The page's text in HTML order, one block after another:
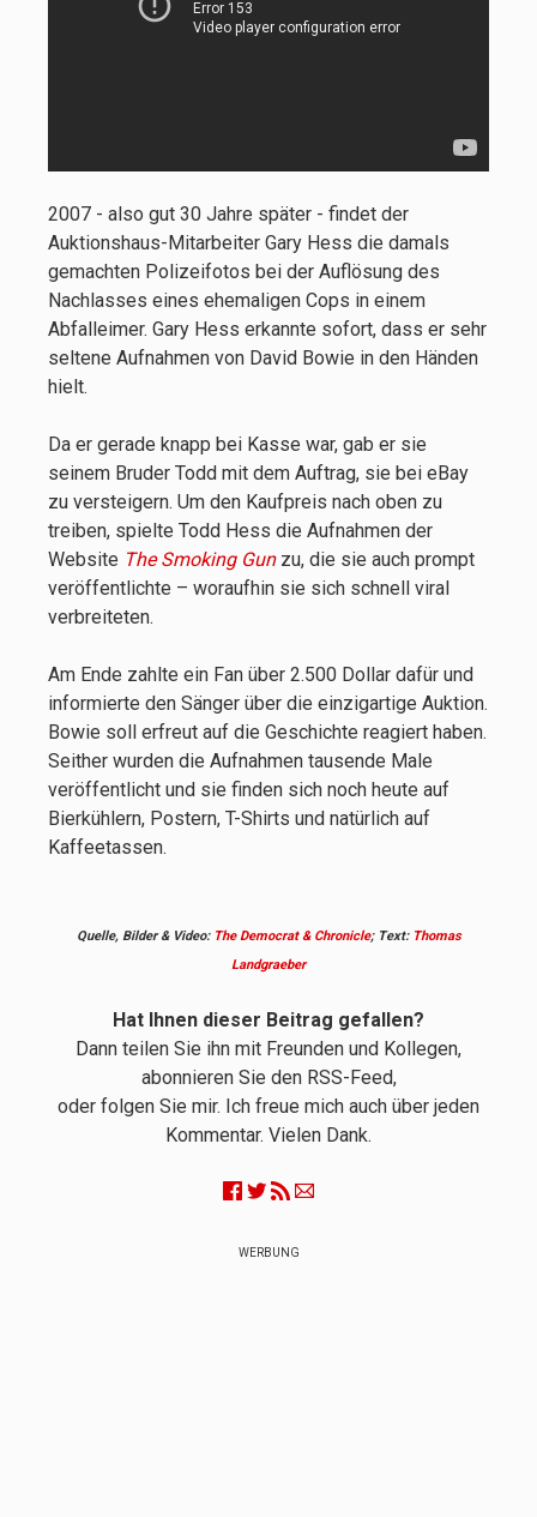
2007 - also gut 30 Jahre später - findet der
Auktionshaus-Mitarbeiter Gary Hess die damals
gemachten Polizeifotos bei der Auflösung des
Nachlasses eines ehemaligen Cops in einem
Abfalleimer. Gary Hess erkannte sofort, dass er sehr
seltene Aufnahmen von David Bowie in den Händen
hielt.
Da er gerade knapp bei Kasse war, gab er sie
seinem Bruder Todd mit dem Auftrag, sie bei eBay
zu versteigern. Um den Kaufpreis nach oben zu
treiben, spielte Todd Hess die Aufnahmen der
Website The Smoking Gunzu, die sie auch prompt
veröffentlichte – woraufhin sie sich schnell viral
verbreiteten.
Am Ende zahlte ein Fan über 2.500 Dollar dafür und
informierte den Sänger über die einzigartige Auktion.
Bowie soll erfreut auf die Geschichte reagiert haben.
Seither wurden die Aufnahmen tausende Male
veröffentlicht und sie finden sich noch heute auf
Bierkühlern, Postern, T-Shirts und natürlich auf
Kaffeetassen.
Quelle, Bilder & Video: The Democrat & Chronicle; Text: Thomas
Landgraeber
Hat Ihnen dieser Beitrag gefallen?
Dann teilen Sie ihn mit Freunden und Kollegen,
abonnieren Sie den RSS-Feed,
oder folgen Sie mir. Ich freue mich auch über jeden
Kommentar. Vielen Dank.
WERBUNG